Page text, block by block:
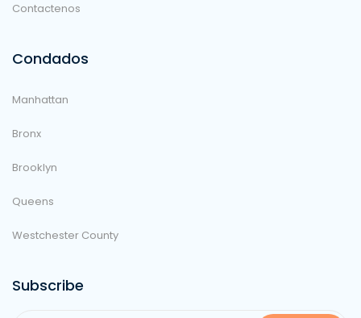
Contactenos
Condados
Manhattan
Bronx
Brooklyn
Queens
Westchester County
Subscribe